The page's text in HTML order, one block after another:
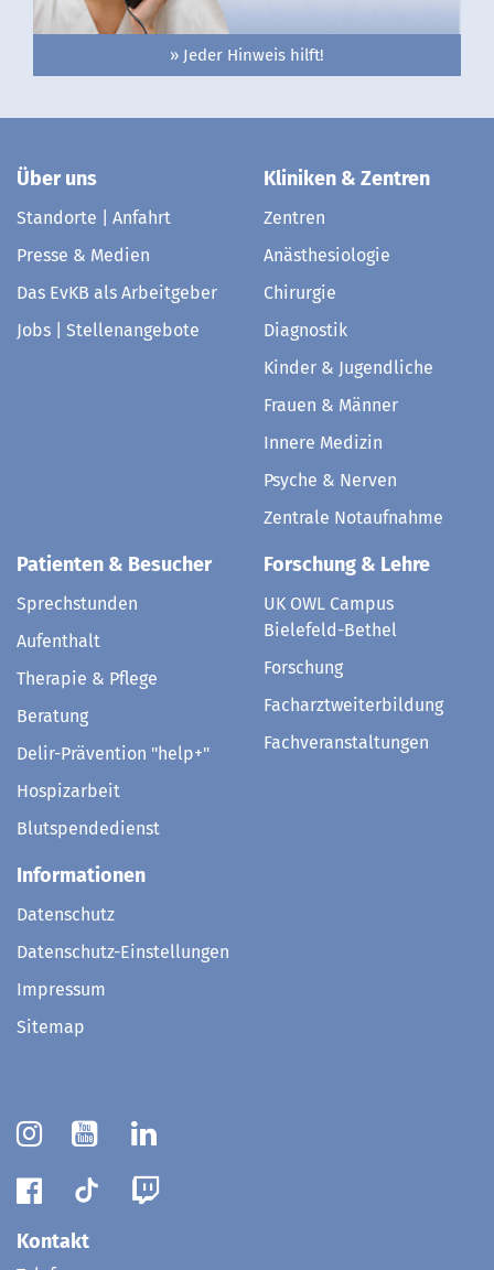
» Jeder Hinweis hilft!
Über uns
Standorte | Anfahrt
Presse & Medien
Das EvKB als Arbeitgeber
Jobs | Stellenangebote
Kliniken & Zentren
Zentren
Anästhesiologie
Chirurgie
Diagnostik
Kinder & Jugendliche
Frauen & Männer
Innere Medizin
Psyche & Nerven
Zentrale Notaufnahme
Patienten & Besucher
Sprechstunden
Aufenthalt
Therapie & Pflege
Beratung
Delir-Prävention "help+"
Hospizarbeit
Blutspendedienst
Forschung & Lehre
UK OWL Campus
Bielefeld-Bethel
Forschung
Facharztweiterbildung
Fachveranstaltungen
Informationen
Datenschutz
Datenschutz-Einstellungen
Impressum
Sitemap
Kontakt